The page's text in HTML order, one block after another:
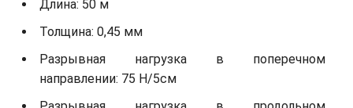
Длина: 50 м
Толщина: 0,45 мм
Разрывная нагрузка в поперечном
направлении: 75 Н/5см